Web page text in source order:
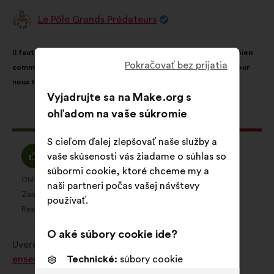
Návrh: Le Pôle Grands Prédateurs
návrhu:
Il faut que la biodiversité et ses milieux soient vus comme un bien
commun. Aucun organisme ne pourra prendre des décisions pour
nous tous !
Tento
bol
prijatý:
1542 hlasov
rozdelením:
Súhlasím
:
80%
Tento
kvalifikovaný:
Obľúbená položka
: 1062
krát
Zanedbateľné
:krát
Realistické
:krát
Neutrálny
:
8%
Tento
kvalifikovaný:
:krát
Uverejnené na
ensemble la biodiversité?
Pokračovať bez prijatia
Vyjadrujte sa na Make.org s
ohľadom na vaše súkromie
S cieľom ďalej zlepšovať naše služby a
vaše skúsenosti vás žiadame o súhlas so
súbormi cookie, ktoré chceme my a
naši partneri počas vašej návštevy
používať.
O aké súbory cookie ide?
Technické: súbory cookie